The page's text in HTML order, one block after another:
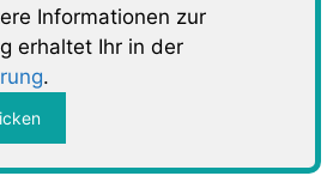
Informationen zur
erhaltet Ihr in der
.